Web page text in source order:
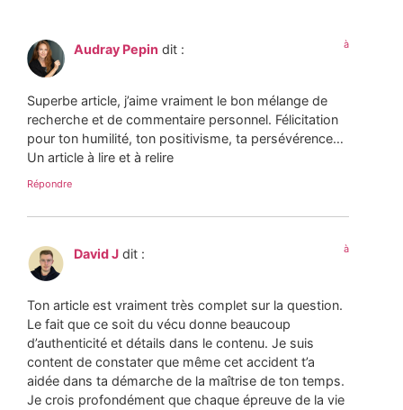
Audray Pepin dit : à
Superbe article, j’aime vraiment le bon mélange de
recherche et de commentaire personnel. Félicitation
pour ton humilité, ton positivisme, ta persévérence…
Un article à lire et à relire
Répondre
David J dit : à
Ton article est vraiment très complet sur la question.
Le fait que ce soit du vécu donne beaucoup
d’authenticité et détails dans le contenu. Je suis
content de constater que même cet accident t’a
aidée dans ta démarche de la maîtrise de ton temps.
Je crois profondément que chaque épreuve de la vie